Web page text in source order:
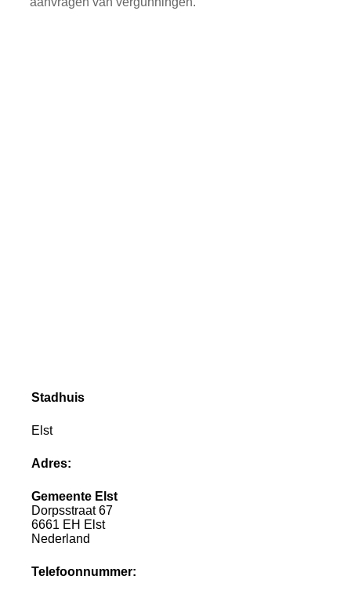
Stadhuis
Elst
Adres:
Gemeente Elst
Dorpsstraat 67
6661 EH Elst
Nederland
Telefoonnummer: